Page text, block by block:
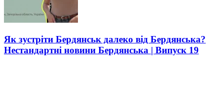
Як зустріти Бердянськ далеко від Бердянська?
Нестандартні новини Бердянська | Випуск 19